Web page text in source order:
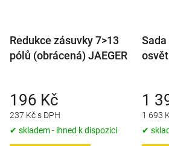
Redukce zásuvky 7>13
pólů (obrácená) JAEGER
237 Kč s DPH
196 Kč
✔ skladem - ihned k dispozici
1 693
1
✔